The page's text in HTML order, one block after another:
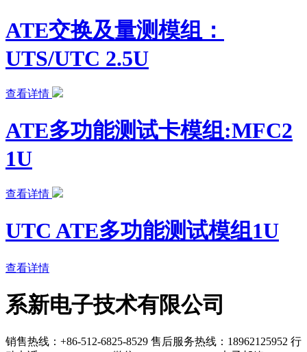
ATE交换及量测模组：
UTS/UTC 2.5U
查看详情
ATE多功能测试卡模组:MFC2
1U
查看详情
UTC ATE多功能测试模组1U
查看详情
系新电子技术有限公司
销售热线：+86-512-6825-8529 售后服务热线：18962125952 行